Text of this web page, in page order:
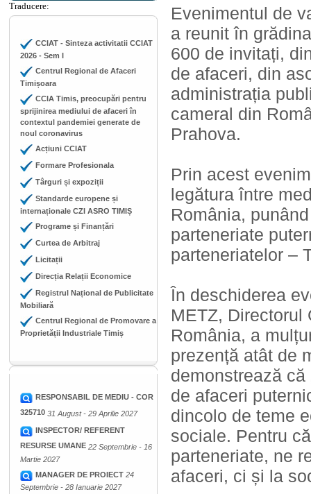
Traducere:
CCIAT - Sinteza activitatii CCIAT
2026 - Sem I
Centrul Regional de Afaceri
Timișoara
CCIA Timis, preocupări pentru
sprijinirea mediului de afaceri în
contextul pandemiei generate de
noul coronavirus
Acțiuni CCIAT
Formare Profesionala
Târguri și expoziții
Standarde europene și
internaționale CZI ASRO TIMIȘ
Programe și Finanțări
Curtea de Arbitraj
Licitații
Direcția Relații Economice
Registrul Național de Publicitate
Mobiliară
Centrul Regional de Promovare a
Proprietății Industriale Timiș
RESPONSABIL DE MEDIU - COR
325710 31 August - 29 Aprilie 2027
INSPECTOR/ REFERENT
RESURSE UMANE 22 Septembrie - 16
Martie 2027
MANAGER DE PROIECT 24
Septembrie - 28 Ianuarie 2027
Evenimentul de
a reunit în
600 de invitați,
de afaceri, din
administrația
cameral din
Prahova.
Prin acest
legătura între
România,
parteneriate
parteneriatelor –
În deschiderea
METZ, Directorul
România, a
prezență atât de
demonstrează că
de afaceri
dincolo de teme
sociale. Pentru
parteneriate, ne
afaceri, ci și la